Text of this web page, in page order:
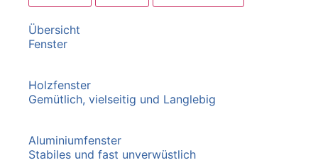
Übersicht
Fenster
Holzfenster
Gemütlich, vielseitig und Langlebig
Aluminiumfenster
Stabiles und fast unverwüstlich